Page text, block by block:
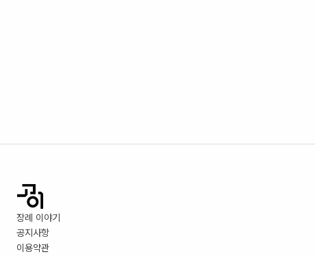
장례 이야기
공지사항
이용약관